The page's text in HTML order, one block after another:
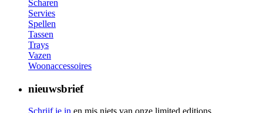
Scharen
Servies
Spellen
Tassen
Trays
Vazen
Woonaccessoires
nieuwsbrief